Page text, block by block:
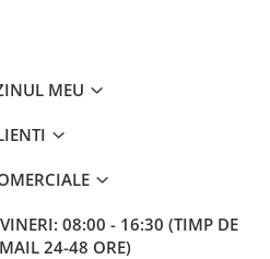
MEU
08:00 - 16:30 (TIMP DE
24-48 ORE)